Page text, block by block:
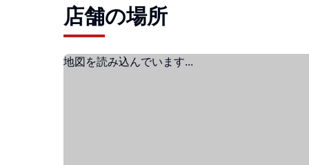
店舗の場所
地図を読み込んでいます...